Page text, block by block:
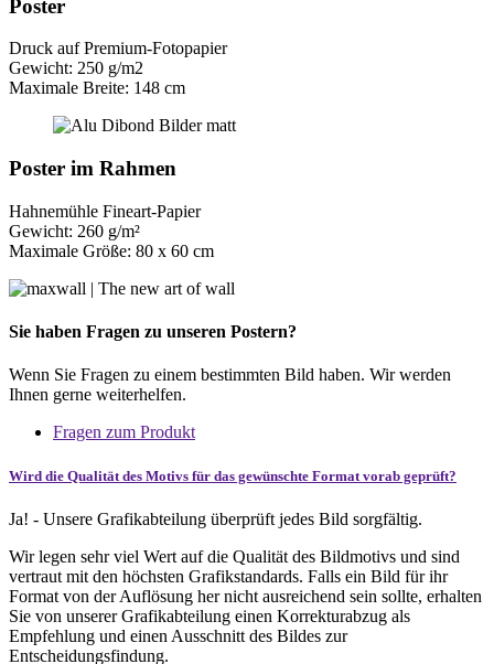
Poster
Druck auf Premium-Fotopapier
Gewicht: 250 g/m2
Maximale Breite: 148 cm
Poster im Rahmen
Hahnemühle Fineart-Papier
Gewicht: 260 g/m²
Maximale Größe: 80 x 60 cm
Sie haben Fragen zu unseren Postern?
Wenn Sie Fragen zu einem bestimmten Bild haben. Wir werden
Ihnen gerne weiterhelfen.
Fragen zum Produkt
Wird die Qualität des Motivs für das gewünschte Format vorab geprüft?
Ja! - Unsere Grafikabteilung überprüft jedes Bild sorgfältig.
Wir legen sehr viel Wert auf die Qualität des Bildmotivs und sind
vertraut mit den höchsten Grafikstandards. Falls ein Bild für ihr
Format von der Auflösung her nicht ausreichend sein sollte, erhalten
Sie von unserer Grafikabteilung einen Korrekturabzug als
Empfehlung und einen Ausschnitt des Bildes zur
Entscheidungsfindung.